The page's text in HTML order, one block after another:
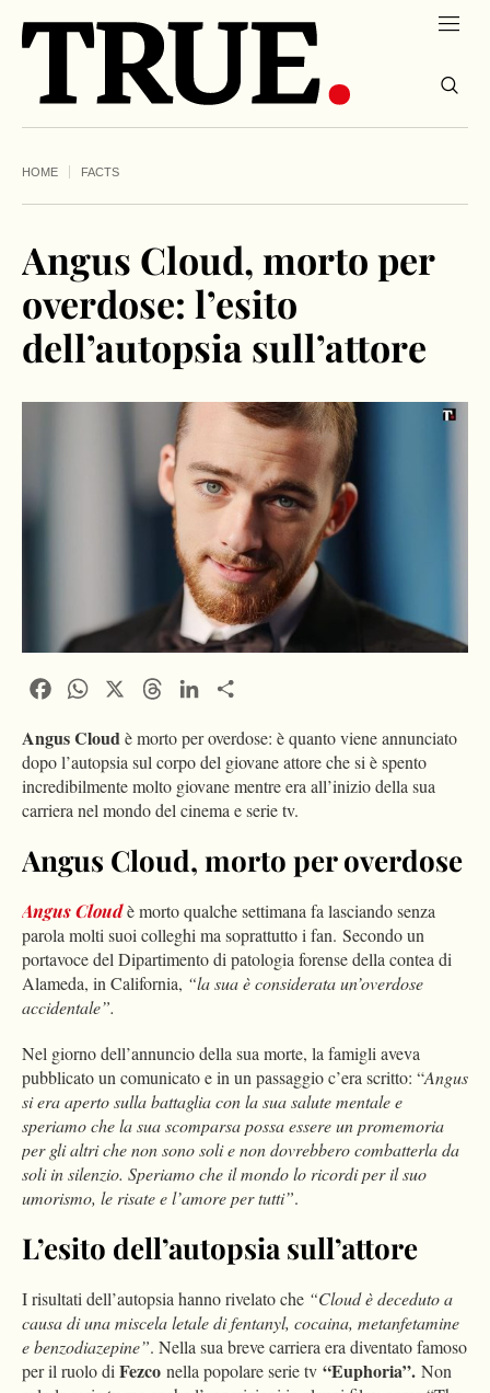
HOME FACTS
Angus Cloud, morto per
overdose: l’esito
dell’autopsia sull’attore
FacebookWhatsApp ThreadsLinkedIn
Angus Cloudè morto per overdose: è quanto viene annunciato
dopo l’autopsia sul corpo del giovane attore che si è spento
incredibilmente molto giovane mentre era all’inizio della sua
carriera nel mondo del cinema e serie tv.
Angus Cloud, morto per overdose
Angus Cloudè morto qualche settimana fa lasciando senza
parola molti suoi colleghi ma soprattutto i fan. Secondo un
portavoce del Dipartimento di patologia forense della contea di
Alameda, in California, “la sua è considerata un’overdose
accidentale”.
Nel giorno dell’annuncio della sua morte, la famigli aveva
pubblicato un comunicato e in un passaggio c’era scritto: “Angus
si era aperto sulla battaglia con la sua salute mentale e
speriamo che la sua scomparsa possa essere un promemoria
per gli altri che non sono soli e non dovrebbero combatterla da
soli in silenzio. Speriamo che il mondo lo ricordi per il suo
umorismo, le risate e l’amore per tutti”.
L’esito dell’autopsia sull’attore
I risultati dell’autopsia hanno rivelato che “Cloud è deceduto a
causa di una miscela letale di fentanyl, cocaina, metanfetamine
e benzodiazepine”. Nella sua breve carriera era diventato famoso
per il ruolo diFezco nella popolare serie tv “Euphoria”. Non